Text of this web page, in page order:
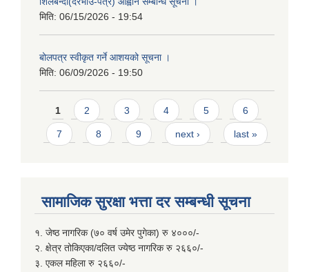
मिति: 06/15/2026 - 19:54
बोलपत्र स्वीकृत गर्ने आशयको सूचना ।
मिति: 06/09/2026 - 19:50
Pages
1 2 3 4 5 6
7 8 9 next › last »
सामाजिक सुरक्षा भत्ता दर सम्बन्धी सूचना
१. जेष्ठ नागरिक (७० वर्ष उमेर पुगेका) रु ४०००/-
२. क्षेत्र तोकिएका/दलित ज्येष्ठ नागरिक रु २६६०/-
३. एकल महिला रु २६६०/-